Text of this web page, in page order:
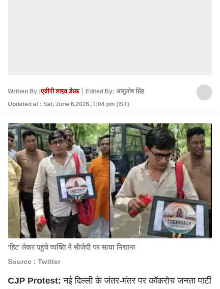
Written By :एबीपी लाइव डेस्क
Edited By: आशुतोष सिंह
Updated at : Sat, June 6,2026, 1:04 pm (IST)
'हिट' लेकर पहुंचे व्यक्ति ने सीजेपी पर साधा निशाना
Source : Twitter
CJP Protest: नई दिल्ली के जंतर-मंतर पर कॉकरोच जनता पार्टी